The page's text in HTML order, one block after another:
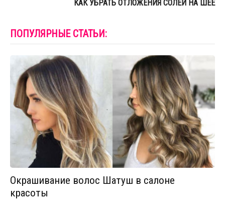
КАК УБРАТЬ ОТЛОЖЕНИЯ СОЛЕЙ НА ШЕЕ
ПОПУЛЯРНЫЕ СТАТЬИ:
Окрашивание волос Шатуш в салоне
красоты